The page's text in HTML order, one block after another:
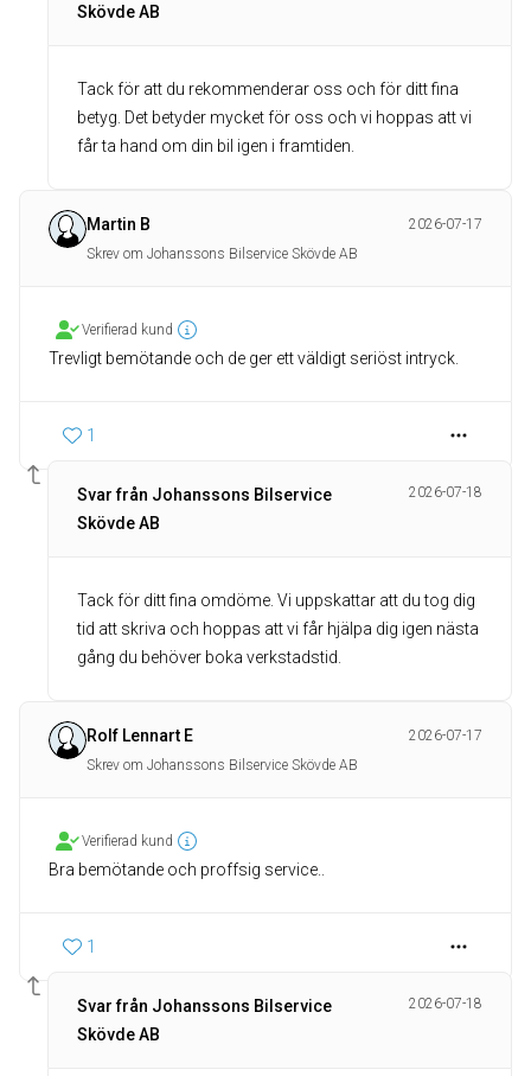
Skövde AB
Tack för att du rekommenderar oss och för ditt fina
betyg. Det betyder mycket för oss och vi hoppas att vi
får ta hand om din bil igen i framtiden.
Martin B
2026-07-17
Skrev om Johanssons Bilservice Skövde AB
Verifierad kund
Trevligt bemötande och de ger ett väldigt seriöst intryck.
1
Svar från Johanssons Bilservice
Skövde AB
2026-07-18
Tack för ditt fina omdöme. Vi uppskattar att du tog dig
tid att skriva och hoppas att vi får hjälpa dig igen nästa
gång du behöver boka verkstadstid.
Rolf Lennart E
2026-07-17
Skrev om Johanssons Bilservice Skövde AB
Verifierad kund
Bra bemötande och proffsig service..
1
Svar från Johanssons Bilservice
Skövde AB
2026-07-18